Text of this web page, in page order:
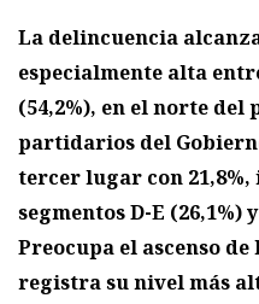
La delincuencia
especialmente alta
(54,2%), en el norte del
partidarios del
tercer lugar con
segmentos D-E (26,1%)
Preocupa el ascenso
registra su nivel más